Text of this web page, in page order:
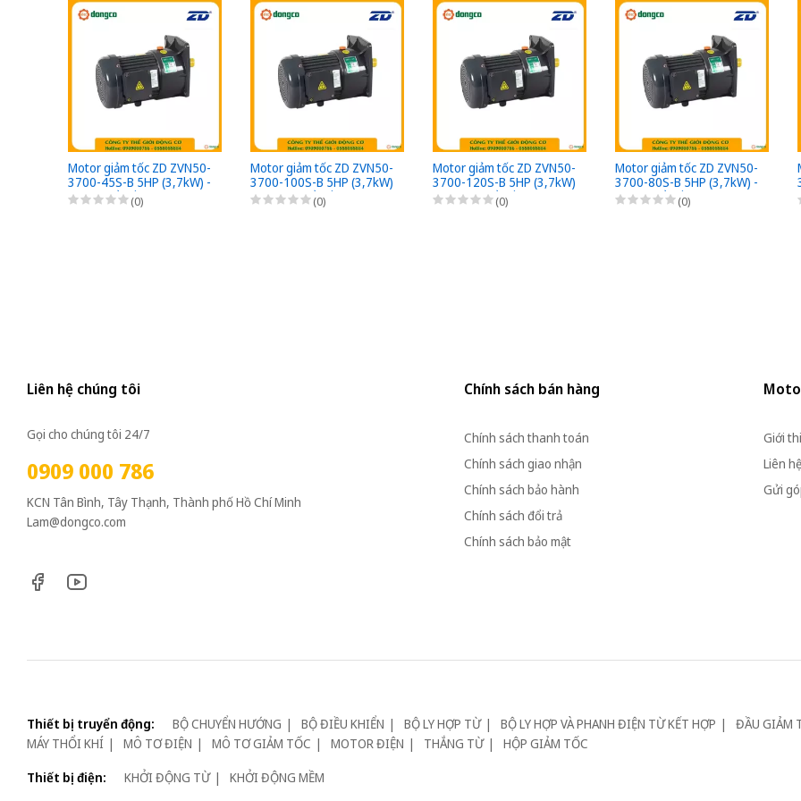
Motor giảm tốc ZD ZVN50-
3700-45S-B 5HP (3,7kW) -
1/45 - kiểu lắp Mặt bích 3
Pha 220/380VAC, Loại có
(0)
Motor giảm tốc ZD ZVN50-
3700-100S-B 5HP (3,7kW)
- 1/100 - kiểu lắp Mặt bích
3 Pha 220/380VAC, Loại
(0)
Motor giảm tốc ZD ZVN50-
3700-120S-B 5HP (3,7kW)
- 1/120 - kiểu lắp Mặt bích
3 Pha 220/380VAC, Loại
(0)
Motor giảm tốc ZD ZVN50-
3700-80S-B 5HP (3,7kW) -
1/80 - kiểu lắp Mặt bích 3
Pha 220/380VAC, Loại có
(0)
Liên hệ chúng tôi
Gọi cho chúng tôi 24/7
0909 000 786
KCN Tân Bình, Tây Thạnh, Thành phố Hồ Chí Minh
Lam@dongco.com
Chính sách bán hàng
Chính sách thanh toán
Chính sách giao nhận
Chính sách bảo hành
Chính sách đổi trả
Chính sách bảo mật
Giới
Liên hệ
Gửi
Thiết bị truyển động: BỘ CHUYỂN HƯỚNG BỘ ĐIỀU KHIỂN BỘ LY HỢP TỪ BỘ LY HỢP VÀ PHANH ĐIỆN TỪ KẾT HỢP ĐẦU GIẢM
MÁY THỔI KHÍ
MÔ TƠ ĐIỆN MÔ TƠ GIẢM TỐC MOTOR ĐIỆN THẮNG TỪ
HỘP GIẢM TỐC
Thiết bị điện:
KHỞI ĐỘNG TỪ KHỞI ĐỘNG MỀM